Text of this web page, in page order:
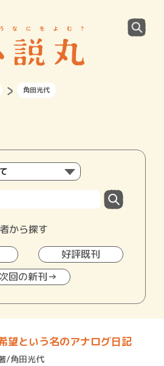
角田光代
から探す
好評既刊
次回の新刊→
望という名のアナログ日記
/角田光代